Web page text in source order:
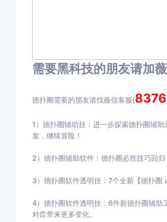
需要黑科技的朋友请加
德扑圈需要的朋友请找薇信客服(
1）德扑圈辅助挂：进一步探索德扑圈辅
发，继续冒险！
2）德扑圈辅助软件：德扑圈必胜技巧回
3）德扑圈软件透明挂：7个全新【德扑圈
4）德扑圈软件透明挂：6件新德扑圈辅助
对弈带来更多变化。